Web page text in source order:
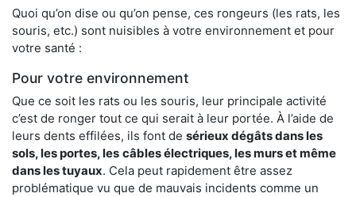
Quoi qu’on dise ou qu’on pense, ces rongeurs (les rats, les
souris, etc.) sont nuisibles à votre environnement et pour
votre santé :
Pour votre environnement
Que ce soit les rats ou les souris, leur principale activité
c’est de ronger tout ce qui serait à leur portée. À l’aide de
leurs dents effilées, ils font de sérieux dégâts dans les
sols, les portes, les câbles électriques, les murs et même
dans les tuyaux. Cela peut rapidement être assez
problématique vu que de mauvais incidents comme un